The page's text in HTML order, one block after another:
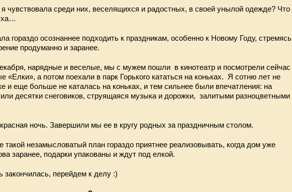
я чувствовала среди них, веселящихся и радостных, в своей унылой одежде? Что
гораздо осознаннее подходить к праздникам, особенно к Новому Году, стремясь
продуманно и заранее.
нарядные и веселые, мы с мужем пошли в кинотеатр и посмотрели сейчас
«Елки», а потом поехали в парк Горького кататься на коньках. Я сотню лет не
и еще больше не каталась на коньках, и тем сильнее были впечатления: на
десятки снеговиков, струящаяся музыка и дорожки, залитыми разноцветными
ночь. Завершили мы ее в кругу родных за праздничным столом.
незамысловатый план гораздо приятнее реализовывать, когда дом уже
заранее, подарки упакованы и ждут под елкой.
закончилась, перейдем к делу :)